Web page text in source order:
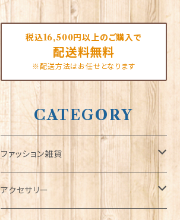
税込16,500円以上のご購入で
配送料無料
※配送方法はお任せとなります
CATEGORY
ファッション雑貨
タータンネクタイ
アクセサリー